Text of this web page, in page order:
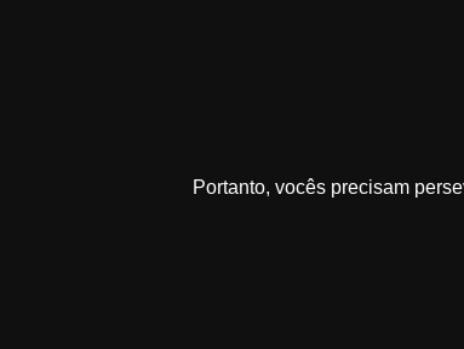
Portanto, vocês precisam